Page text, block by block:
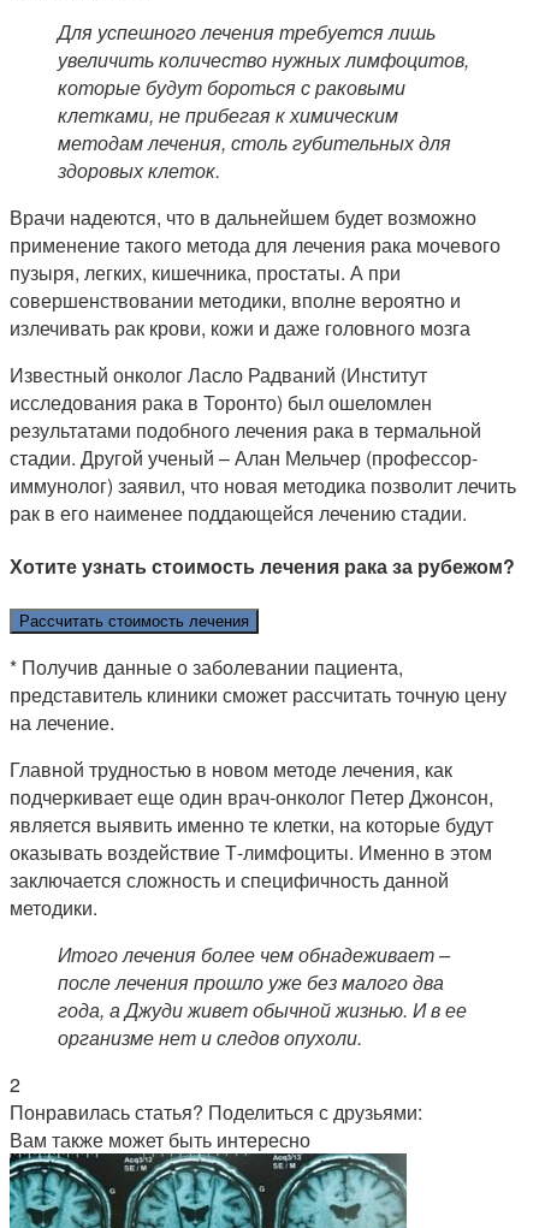
Для успешного лечения требуется лишь
увеличить количество нужных лимфоцитов,
которые будут бороться с раковыми
клетками, не прибегая к химическим
методам лечения, столь губительных для
здоровых клеток.
Врачи надеются, что в дальнейшем будет возможно
применение такого метода для лечения рака мочевого
пузыря, легких, кишечника, простаты. А при
совершенствовании методики, вполне вероятно и
излечивать рак крови, кожи и даже головного мозга
Известный онколог Ласло Радваний (Институт
исследования рака в Торонто) был ошеломлен
результатами подобного лечения рака в термальной
стадии. Другой ученый – Алан Мельчер (профессор-
иммунолог) заявил, что новая методика позволит лечить
рак в его наименее поддающейся лечению стадии.
Хотите узнать стоимость лечения рака за рубежом?
Рассчитать стоимость лечения
* Получив данные о заболевании пациента,
представитель клиники сможет рассчитать точную цену
на лечение.
Главной трудностью в новом методе лечения, как
подчеркивает еще один врач-онколог Петер Джонсон,
является выявить именно те клетки, на которые будут
оказывать воздействие Т-лимфоциты. Именно в этом
заключается сложность и специфичность данной
методики.
Итого лечения более чем обнадеживает –
после лечения прошло уже без малого два
года, а Джуди живет обычной жизнью. И в ее
организме нет и следов опухоли.
2
Понравилась статья? Поделиться с друзьями:
Вам также может быть интересно